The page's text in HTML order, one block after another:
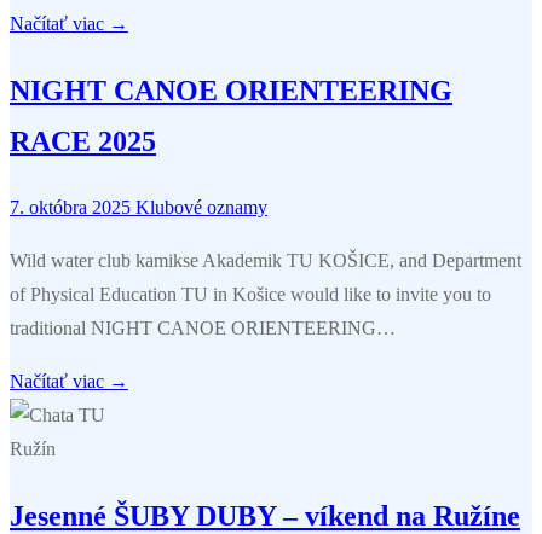
Načítať viac →
NIGHT CANOE ORIENTEERING
RACE 2025
7. októbra 2025 Klubové oznamy
Wild water club kamikse Akademik TU KOŠICE, and Department
of Physical Education TU in Košice would like to invite you to
traditional NIGHT CANOE ORIENTEERING…
Načítať viac →
Jesenné ŠUBY DUBY – víkend na Ružíne